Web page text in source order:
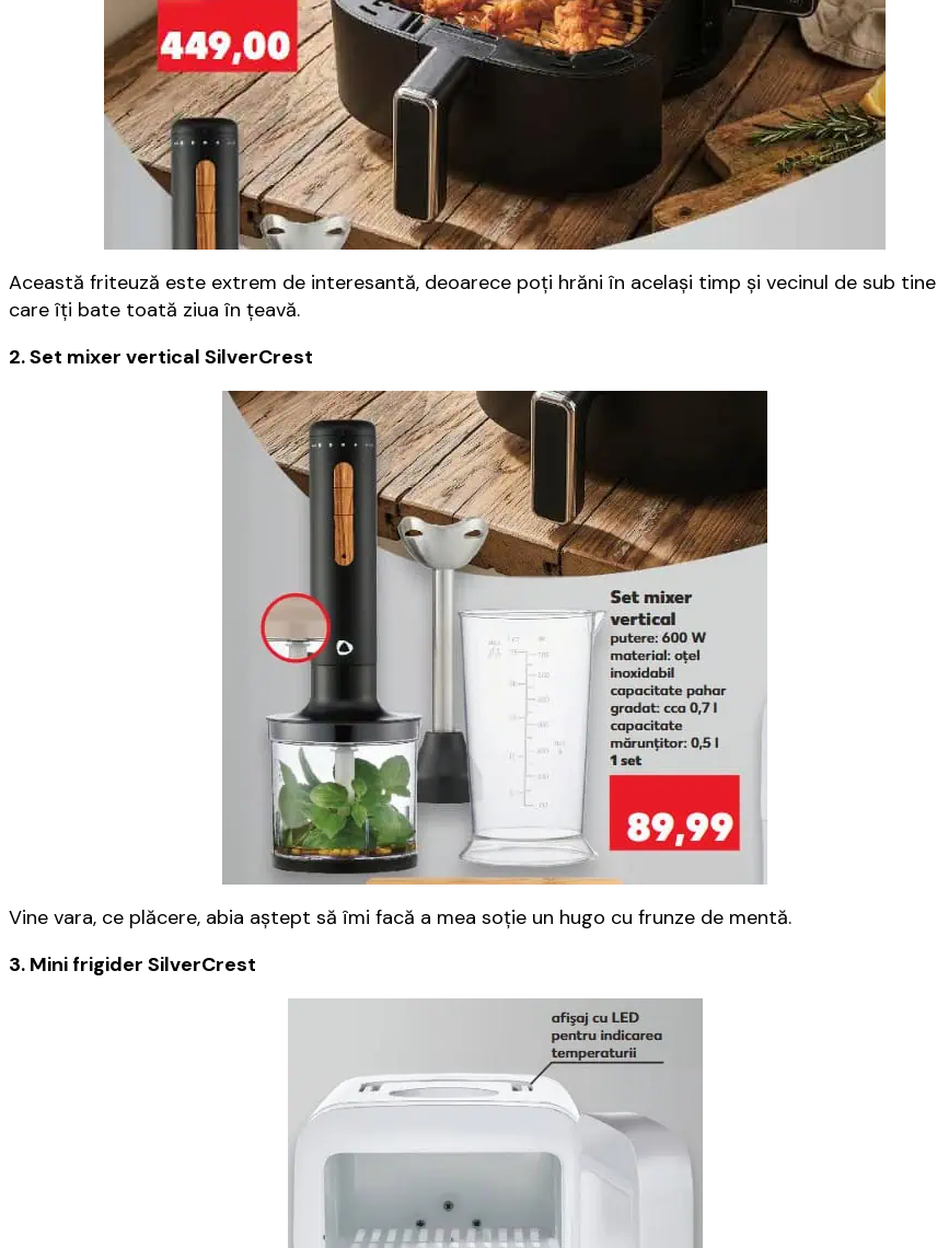
Această friteuză este extrem de interesantă, deoarece poţi hrăni în acelaşi timp şi vecinul de sub tine
care îţi bate toată ziua în ţeavă.
2. Set mixer vertical SilverCrest
Vine vara, ce plăcere, abia aştept să îmi facă a mea soţie un hugo cu frunze de mentă.
3. Mini frigider SilverCrest